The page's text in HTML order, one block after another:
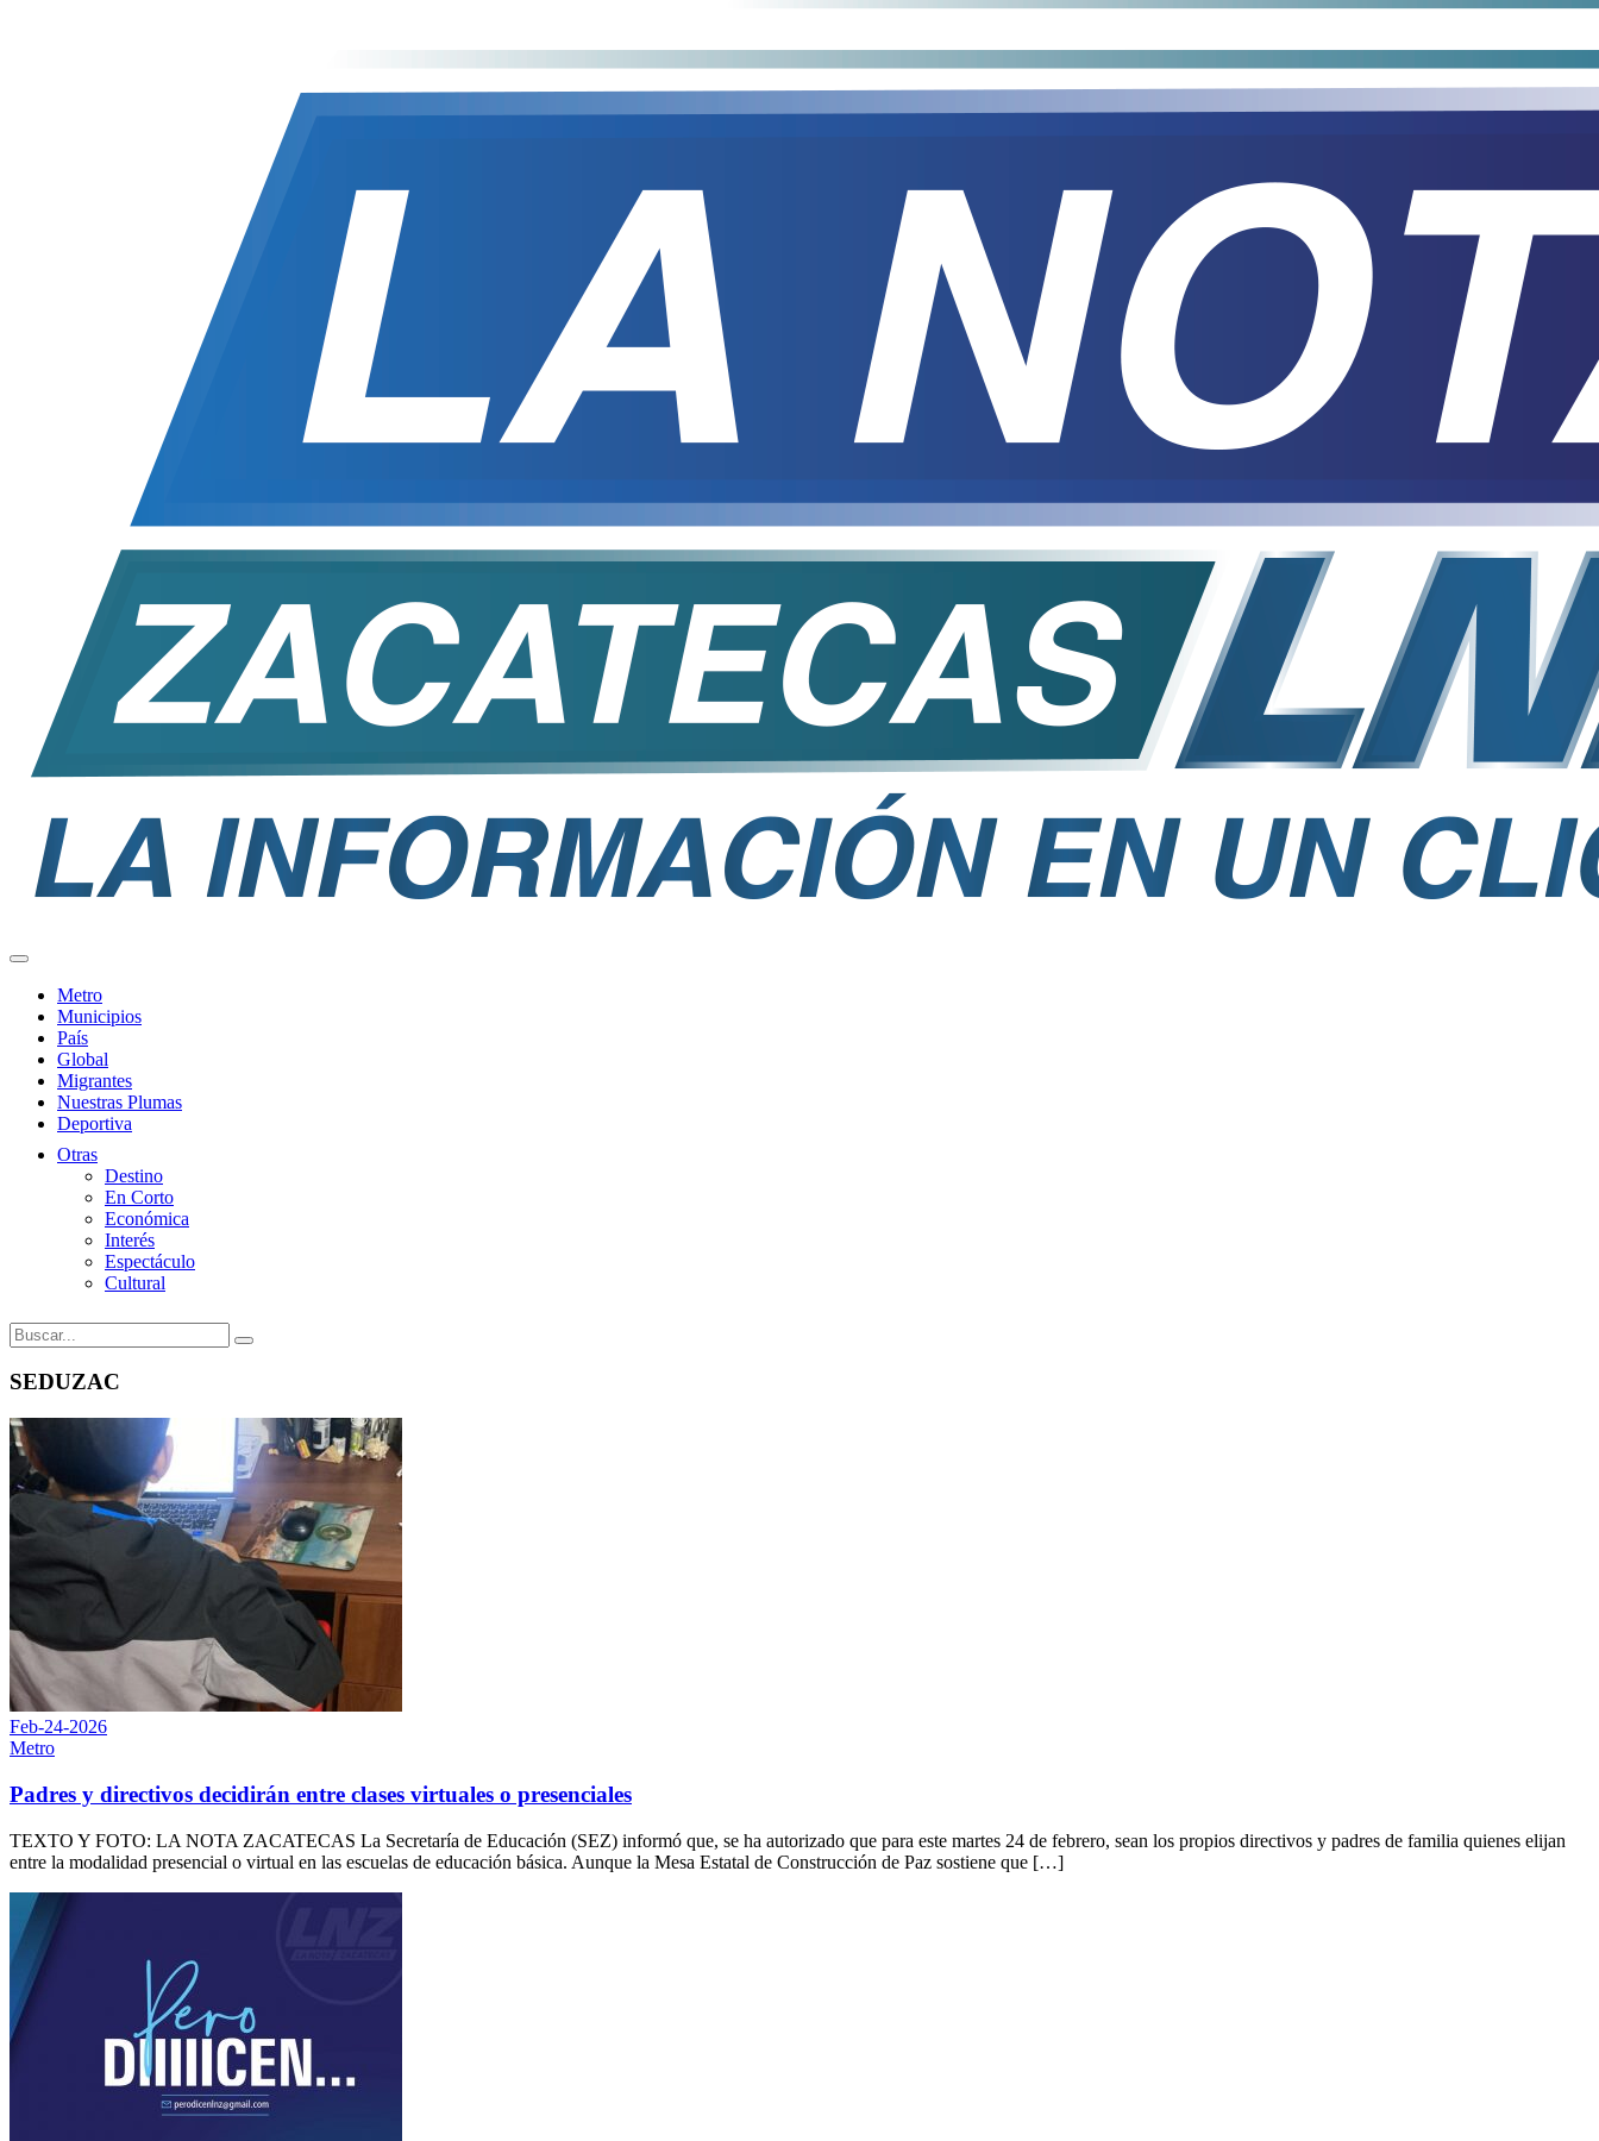
Metro
Municipios
País
Global
Migrantes
Nuestras Plumas
Deportiva
Otras
Destino
En Corto
Económica
Interés
Espectáculo
Cultural
SEDUZAC
Feb-24-2026
Metro
Padres y directivos decidirán entre clases virtuales o presenciales
TEXTO Y FOTO: LA NOTA ZACATECAS La Secretaría de Educación (SEZ) informó que, se ha autorizado que para este martes 24 de febrero, sean los propios directivos y padres de familia quienes elijan
entre la modalidad presencial o virtual en las escuelas de educación básica. Aunque la Mesa Estatal de Construcción de Paz sostiene que […]